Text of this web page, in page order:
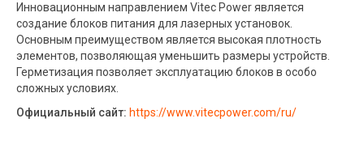
Инновационным направлением Vitec Power является
создание блоков питания для лазерных установок.
Основным преимуществом является высокая плотность
элементов, позволяющая уменьшить размеры устройств.
Герметизация позволяет эксплуатацию блоков в особо
сложных условиях.
Официальный сайт: https://www.vitecpower.com/ru/